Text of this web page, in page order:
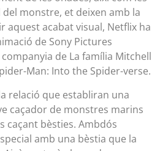
monstre, et deixen amb la
aquest acabat visual, Netflix ha
de Sony Pictures
de La família Mitchell
Man: Into the Spider-verse.
relació que establiran una
caçador de monstres marins
caçant bèsties. Ambdós
amb una bèstia que la